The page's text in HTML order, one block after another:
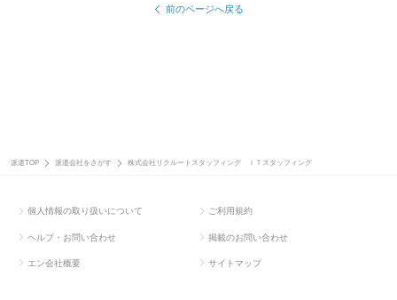
前のページへ戻る
派遣TOP 派遣会社をさがす 株式会社リクルートスタッフィング ＩＴスタッフィング
個人情報の取り扱いについて ご利用規約
ヘルプ・お問い合わせ 掲載のお問い合わせ
エン会社概要 サイトマップ